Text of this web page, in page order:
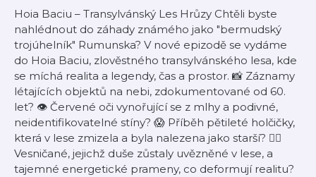
Hoia Baciu – Transylvánský Les Hrůzy Chtěli byste
nahlédnout do záhady známého jako "bermudský
trojúhelník" Rumunska? V nové epizodě se vydáme
do Hoia Baciu, zlověstného transylvánského lesa, kde
se míchá realita a legendy, čas a prostor. 📸 Záznamy
létajících objektů na nebi, zdokumentované od 60.
let? 👁️ Červené oči vynořující se z mlhy a podivné,
neidentifikovatelné stíny? 😱 Příběh pětileté holčičky,
která v lese zmizela a byla nalezena jako starší? 🧙‍♂️
Vesničané, jejichž duše zůstaly uvězněné v lese, a
tajemné energetické prameny, co deformují realitu?